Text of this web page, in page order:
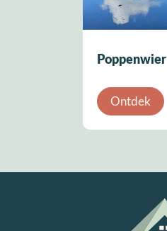
Poppenwier
Ontdek